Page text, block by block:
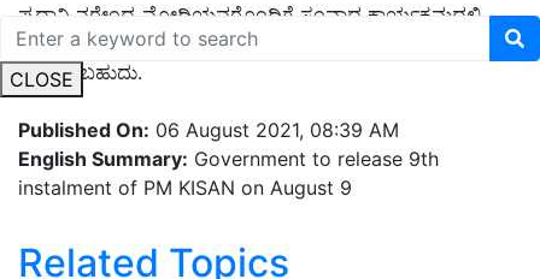
CLOSE
ಪ್ರಧಾನಿ ನರೇಂದ್ರ ಮೋದಿಯವರೊಂದಿಗೆ ಸಂವಾದ ಕಾರ್ಯಕ್ರಮದಲ್ಲಿ
ಭಾಗವಹಿಸಲುpmindiawebcast.nic.in
ಲಿಂಕ್ ಮೇಲೆ ಕ್ಲಿಕ್ ಮಾಡಿ
ಪಾಲ್ಗೊಳ್ಳಬಹುದು.
Published On: 06 August 2021, 08:39 AM
English Summary: Government to release 9th
instalment of PM KISAN on August 9
Related Topics